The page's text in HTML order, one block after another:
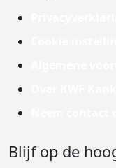
Blijf op de